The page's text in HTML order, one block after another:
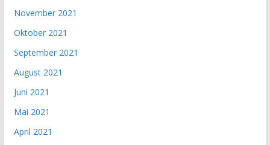
November 2021
Oktober 2021
September 2021
August 2021
Juni 2021
Mai 2021
April 2021